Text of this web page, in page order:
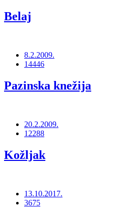
Belaj
8.2.2009.
14446
Pazinska knežija
20.2.2009.
12288
Kožljak
13.10.2017.
3675